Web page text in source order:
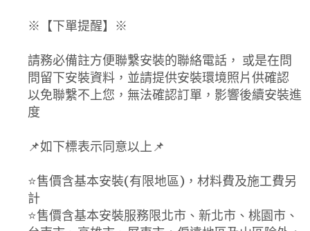
※【下單提醒】※
請務必備註方便聯繫安裝的聯絡電話， 或是在問
問留下安裝資料，並請提供安裝環境照片供確認
以免聯繫不上您，無法確認訂單，影響後續安裝進
度
📌如下標表示同意以上📌
⭐️售價含基本安裝(有限地區)，材料費及施工費另
計
⭐️售價含基本安裝服務限北市、新北市、桃園市、